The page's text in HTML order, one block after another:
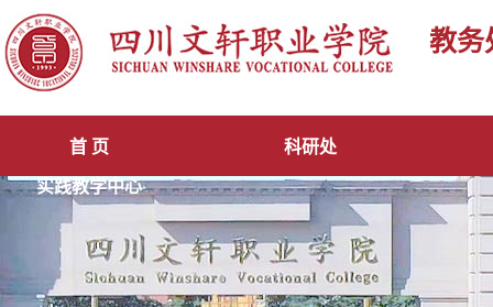
首 页 科研处
实践教学中心
教务